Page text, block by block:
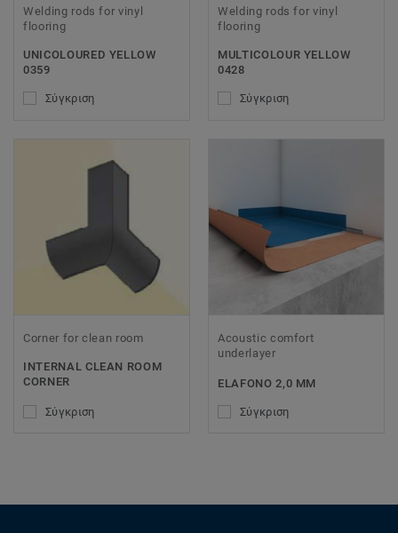
Welding rods for vinyl
flooring
UNICOLOURED YELLOW
0359
Σύγκριση
Welding rods for vinyl
flooring
MULTICOLOUR YELLOW
0428
Σύγκριση
Corner for clean room
INTERNAL CLEAN ROOM
CORNER
Σύγκριση
Acoustic comfort
underlayer
ELAFONO 2,0 MM
Σύγκριση